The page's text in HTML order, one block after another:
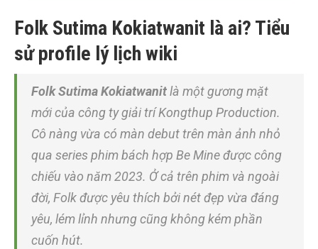
Folk Sutima Kokiatwanit là ai? Tiểu
sử profile lý lịch wiki
Folk Sutima Kokiatwanitlà một gương mặt
mới của công ty giải trí Kongthup Production.
Cô nàng vừa có màn debut trên màn ảnh nhỏ
qua series phim bách hợp Be Mine được công
chiếu vào năm 2023. Ở cả trên phim và ngoài
đời, Folk được yêu thích bởi nét đẹp vừa đáng
yêu, lém lỉnh nhưng cũng không kém phần
cuốn hút.